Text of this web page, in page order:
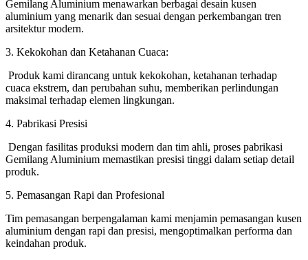
Gemilang Aluminium menawarkan berbagai desain kusen
aluminium yang menarik dan sesuai dengan perkembangan tren
arsitektur modern.
3. Kekokohan dan Ketahanan Cuaca:
Produk kami dirancang untuk kekokohan, ketahanan terhadap
cuaca ekstrem, dan perubahan suhu, memberikan perlindungan
maksimal terhadap elemen lingkungan.
4. Pabrikasi Presisi
Dengan fasilitas produksi modern dan tim ahli, proses pabrikasi
Gemilang Aluminium memastikan presisi tinggi dalam setiap detail
produk.
5. Pemasangan Rapi dan Profesional
Tim pemasangan berpengalaman kami menjamin pemasangan kusen
aluminium dengan rapi dan presisi, mengoptimalkan performa dan
keindahan produk.